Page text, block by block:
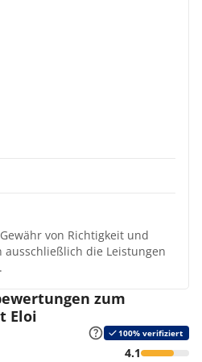
von Richtigkeit und
ausschließlich die Leistungen
zum
Eloi
100% verifiziert
4.1